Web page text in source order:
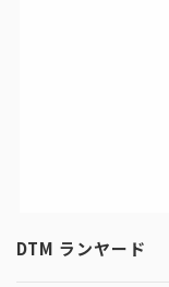
DTM ランヤード